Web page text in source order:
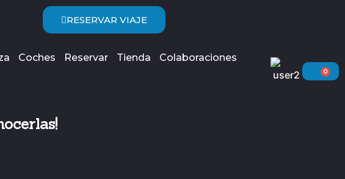
RESERVAR VIAJE
Coches Reservar Tienda Colaboraciones
0